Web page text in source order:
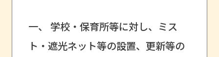
一、 学校・保育所等に対し、ミス
ト・遮光ネット等の設置、更新等の